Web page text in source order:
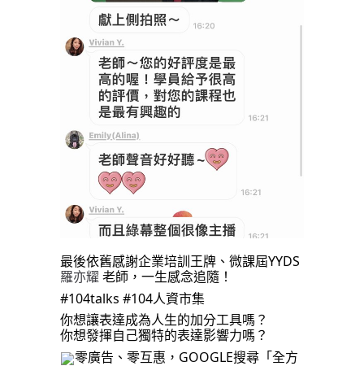
最後依舊感謝企業培訓王牌、微課屆YYDS
羅亦耀老師，一生感念追隨！
#104talks #104人資市集
你想讓表達成為人生的加分工具嗎？
你想發揮自己獨特的表達影響力嗎？
零廣告、零互惠，GOOGLE搜尋「全方